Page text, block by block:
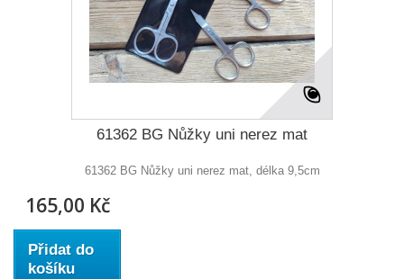
61362 BG Nůžky uni nerez mat
61362 BG Nůžky uni nerez mat, délka 9,5cm
165,00 Kč
Přidat do
košíku